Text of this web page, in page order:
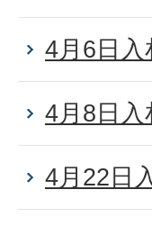
4月6日
4月8日
4月22日